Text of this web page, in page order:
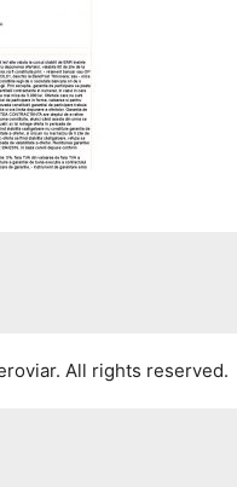
All rights reserved.